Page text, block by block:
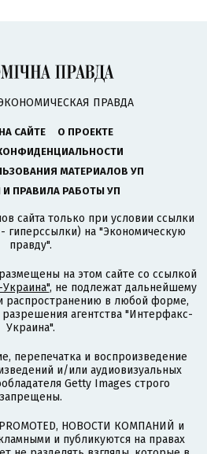
ПРАВДА
САЙТЕ
О ПРОЕКТЕ
МАТЕРИАЛОВ УП
ПРАВИЛА РАБОТЫ УП
сайта только при условии ссылки
гиперссылки) на "Экономическую
правду".
на этом сайте со ссылкой
, не подлежат дальнейшему
распространению в любой форме,
агентства "Интерфакс-
Украина".
перепечатка и воспроизведение
и/или аудиовизуальных
Getty Images строго
запрещены.
НОВОСТИ КОМПАНИЙ и
и публикуются на правах